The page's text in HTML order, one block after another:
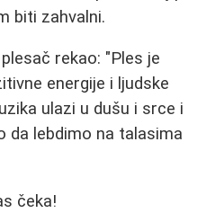
biti zahvalni.
rekao: "Ples je
energije i ljudske
ulazi u dušu i srce i
da lebdimo na talasima
čeka!